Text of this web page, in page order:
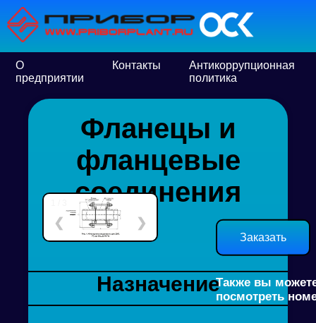
О
предприятии
Контакты
Антикоррупционная
политика
Фланецы и
фланцевые
соединения
❮ ❯
Заказать
Также вы
посмотреть
Назначение